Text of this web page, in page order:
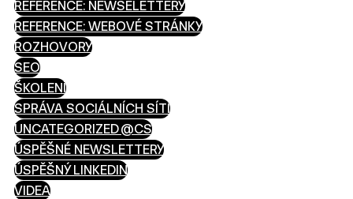
REFERENCE: NEWSELETTERY
REFERENCE: WEBOVÉ STRÁNKY
ROZHOVORY
SEO
ŠKOLENÍ
SPRÁVA SOCIÁLNÍCH SÍTÍ
UNCATEGORIZED @CS
ÚSPĚŠNÉ NEWSLETTERY
ÚSPĚŠNÝ LINKEDIN
VIDEA